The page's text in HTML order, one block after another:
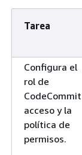
Tarea
Configura el
rol de
CodeCommit
acceso y la
política de
permisos.